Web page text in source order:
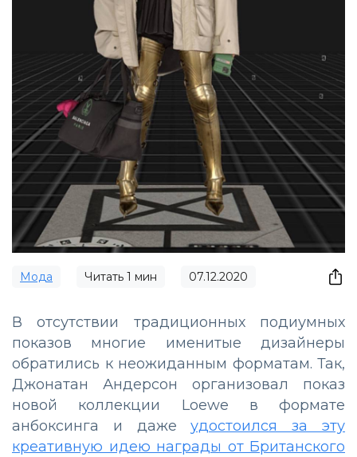
Мода Читать 1 мин 07.12.2020
В отсутствии традиционных подиумных
показов многие именитые дизайнеры
обратились к неожиданным форматам. Так,
Джонатан Андерсон организовал показ
новой коллекции Loewe в формате
анбоксинга и дажеудостоился за эту
креативную идею награды от Британского